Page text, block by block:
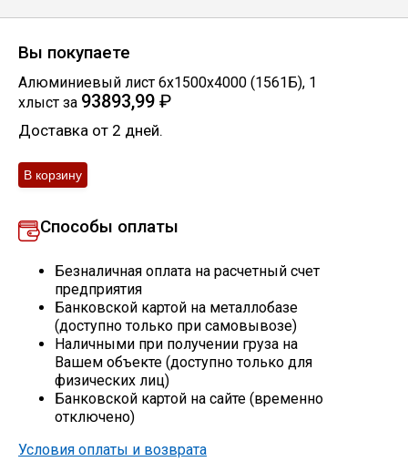
Скобо-гибочные изделия
Остальное
Вы покупаете
Алюминиевый лист 6х1500х4000 (1561Б), 1
хлыст за 93893,99 ₽
Доставка от 2 дней.
Способы оплаты
Безналичная оплата на расчетный счет
предприятия
Банковской картой на металлобазе
(доступно только при самовывозе)
Наличными при получении груза на
Вашем объекте (доступно только для
физических лиц)
Банковской картой на сайте (временно
отключено)
Условия оплаты и возврата